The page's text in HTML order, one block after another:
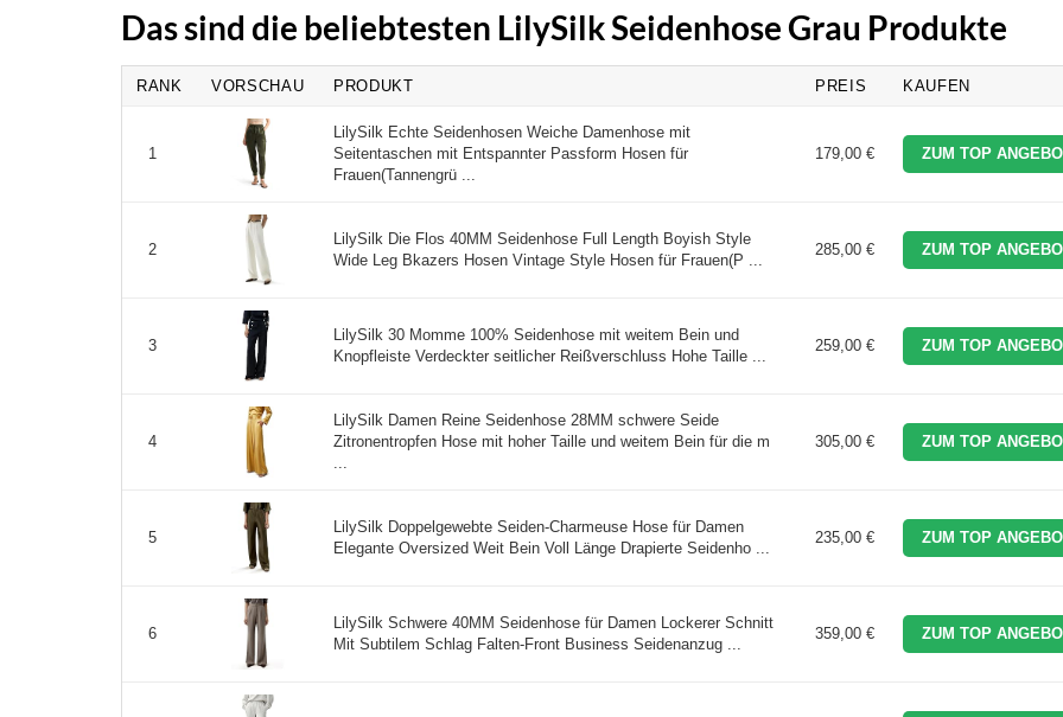
Das sind die beliebtesten LilySilk Seidenhose Grau Produkte
RANK VORSCHAU PRODUKT PREIS KAUFEN
1
LilySilk Echte Seidenhosen Weiche Damenhose mit
Seitentaschen mit Entspannter Passform Hosen für
Frauen(Tannengrü ...
179,00 € ZUM TOP
2
LilySilk Die Flos 40MM Seidenhose Full Length Boyish Style
Wide Leg Bkazers Hosen Vintage Style Hosen für Frauen(P ...
285,00 € ZUM TOP
3
LilySilk 30 Momme 100% Seidenhose mit weitem Bein und
Knopfleiste Verdeckter seitlicher Reißverschluss Hohe Taille ...
259,00 € ZUM TOP
4
LilySilk Damen Reine Seidenhose 28MM schwere Seide
Zitronentropfen Hose mit hoher Taille und weitem Bein für die m
...
305,00 € ZUM TOP
5
LilySilk Doppelgewebte Seiden-Charmeuse Hose für Damen
Elegante Oversized Weit Bein Voll Länge Drapierte Seidenho ...
235,00 € ZUM TOP
6
LilySilk Schwere 40MM Seidenhose für Damen Lockerer Schnitt
Mit Subtilem Schlag Falten-Front Business Seidenanzug ...
359,00 € ZUM TOP